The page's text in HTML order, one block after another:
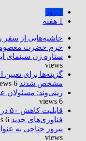
1 روز
1 هفته
حاشیه‌هایی از سفر
حرم حضرت‌ معصومه (س) ۸۰ سال
ستاره زن سینمای
views
گزینه‌ها برای
مشخص شدند 6 views
زینی‌وند: مسئولان
6 views
فناوری‌های جدید 6 views
پیروز حناچی به
views